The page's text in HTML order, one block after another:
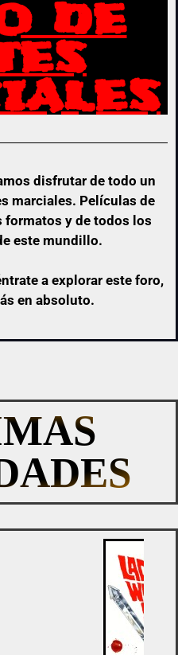
DE
disfrutar de todo un
marciales. Películas de
formatos y de todos los
este mundillo.
a explorar este foro,
en absoluto.